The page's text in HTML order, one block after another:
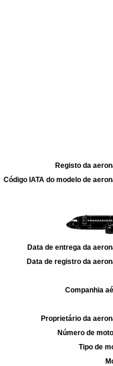
Registo da
Código IATA do modelo de
Data de entrega da
Data de registro da
Companhia
Proprietário da
Número de
Tipo de